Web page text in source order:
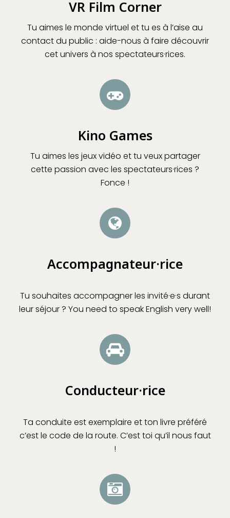
VR Film Corner
Tu aimes le monde virtuel et tu es à l’aise au
contact du public : aide-nous à faire découvrir
cet univers à nos spectateurs·rices.
Kino Games
Tu aimes les jeux vidéo et tu veux partager
cette passion avec les spectateurs·rices ?
Fonce !
Accompagnateur·rice
Tu souhaites accompagner les invité·e·s durant
leur séjour ? You need to speak English very well!
Conducteur·rice
Ta conduite est exemplaire et ton livre préféré
c’est le code de la route. C’est toi qu’il nous faut
!